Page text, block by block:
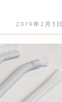
2019年2月3日